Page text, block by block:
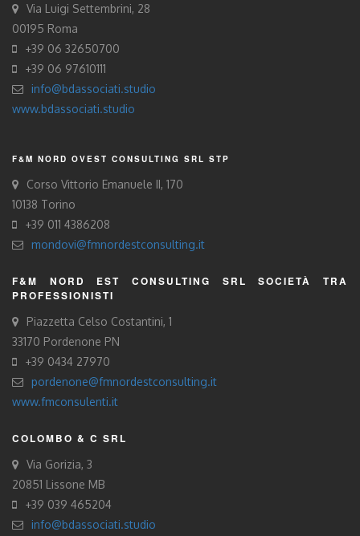
Via Luigi Settembrini, 28
00195 Roma
+39 06 32650700
+39 06 97610111
info@bdassociati.studio
www.bdassociati.studio
F&M NORD OVEST CONSULTING SRL STP
Corso Vittorio Emanuele II, 170
10138 Torino
+39 011 4386208
mondovi@fmnordestconsulting.it
F&M NORD EST CONSULTING SRL SOCIETÀ TRA
PROFESSIONISTI
Piazzetta Celso Costantini, 1
33170 Pordenone PN
+39 0434 27970
pordenone@fmnordestconsulting.it
www.fmconsulenti.it
COLOMBO & C SRL
Via Gorizia, 3
20851 Lissone MB
+39 039 465204
info@bdassociati.studio